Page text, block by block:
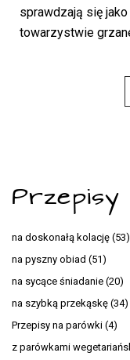
sprawdzają się
towarzystwie
Przepisy
na doskonałą kolację (53)
na pyszny obiad (51)
na sycące śniadanie (20)
na szybką przekąskę (34)
Przepisy na parówki (4)
z parówkami